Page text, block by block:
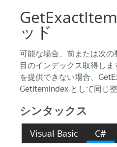
ッド
可能な場合、前または次
目のインデックス取得し
を提供できない場合、
GetItemIndex として同じ
シンタックス
Visual Basic C#